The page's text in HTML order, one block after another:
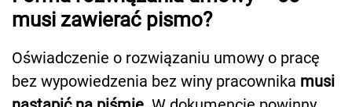
musi zawierać pismo?
Oświadczenie o rozwiązaniu umowy o pracę
bez wypowiedzenia bez winy pracownika musi